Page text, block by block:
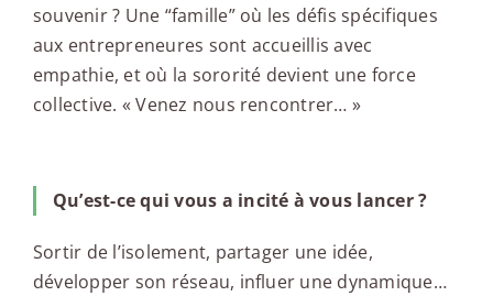
souvenir ? Une “famille” où les défis spécifiques
aux entrepreneures sont accueillis avec
empathie, et où la sororité devient une force
collective. « Venez nous rencontrer… »
Qu’est-ce qui vous a incité à vous lancer ?
Sortir de l’isolement, partager une idée,
développer son réseau, influer une dynamique…